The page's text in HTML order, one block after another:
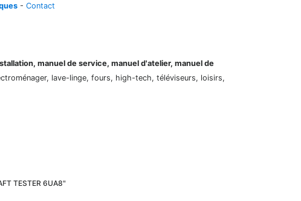
- Contact
manuel de service, manuel d'atelier, manuel de
lave-linge, fours, high-tech, téléviseurs, loisirs,
TESTER 6UA8"